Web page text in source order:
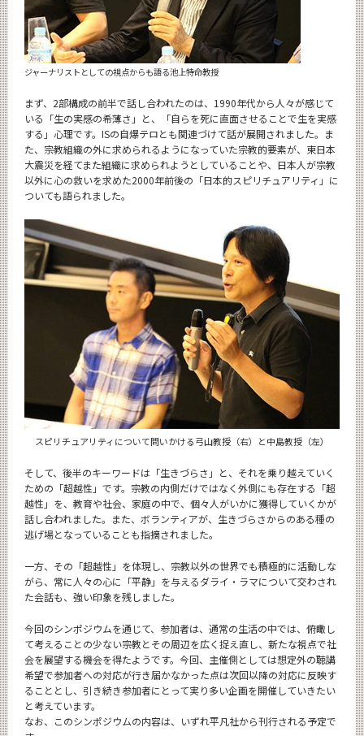
ジャーナリストとしての視点からも語る池上特命教授
まず、2部構成の前半で話し合われたのは、1990年代から人々が感じて
いる「生の実感の希薄さ」と、「自らを死に直面させることで生を実感
する」心理です。ISの自爆テロとも関連づけて話が展開されました。ま
た、宗教組織の外に求められるようになっていた宗教的要素が、東日本
大震災を経てまた組織に求められようとしていることや、日本人が宗教
以外に心の救いを求めた2000年前後の「日本的スピリチュアリティ」に
ついても語られました。
スピリチュアリティについて問いかける弓山教授（右）と中島教授（左）
そして、後半のキーワードは「生きづらさ」と、それを乗り越えていく
ための「超越性」です。宗教の内側だけではなく外側にも存在する「超
越性」を、教育や社会、家庭の中で、個々人がいかに獲得していくかが
話し合われました。また、ボランティアが、生きづらさからのある種の
逃げ場となっていることも指摘されました。
一方、その「超越性」を体現し、宗教以外の世界でも積極的に活動しな
がら、常に人々の心に「平静」を与えるダライ・ラマについて交わされ
た会話も、強い印象を残しました。
今回のシンポジウムを通じて、参加者は、通常の生活の中では、俯瞰し
て考えることの少ない宗教とその周辺を広く捉え直し、新たな視点で社
会を展望する機会を得たようです。今回、主催側としては想定外の聴講
希望で参加者への対応が行き届かなかった点は次回以降の対応に反映す
ることとし、引き続き参加者にとって実り多い企画を開催していきたい
と考えています。
なお、このシンポジウムの内容は、いずれ平凡社から刊行される予定で